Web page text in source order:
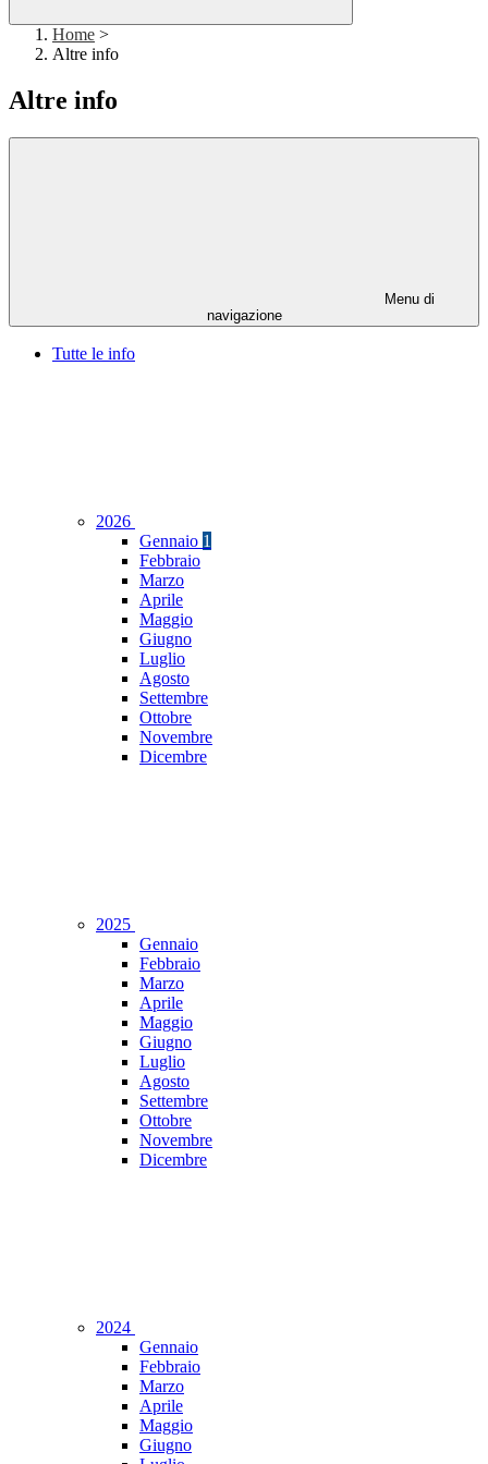
Home >
Altre info
Altre info
Menu di
navigazione
Tutte le info
2026
Gennaio 1
Febbraio
Marzo
Aprile
Maggio
Giugno
Luglio
Agosto
Settembre
Ottobre
Novembre
Dicembre
2025
Gennaio
Febbraio
Marzo
Aprile
Maggio
Giugno
Luglio
Agosto
Settembre
Ottobre
Novembre
Dicembre
2024
Gennaio
Febbraio
Marzo
Aprile
Maggio
Giugno